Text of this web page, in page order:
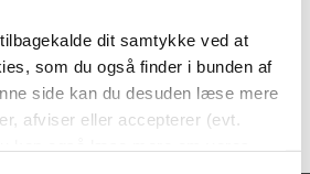
dit samtykke ved at
som du også finder i bunden af
side kan du desuden læse mere
afviser eller accepterer (evt.
af mobile brugere stiger, og derfor
er optimeret til mobile enheder
– Du kan videreudvikle
at din virksomhed vokser